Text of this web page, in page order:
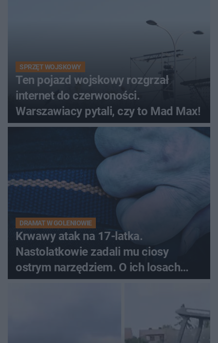
SPRZĘT WOJSKOWY
Ten pojazd wojskowy rozgrzał
internet do czerwoności.
Warszawiacy pytali, czy to Mad Max!
DRAMAT W GOLENIOWIE
Krwawy atak na 17-latka.
Nastolatkowie zadali mu ciosy
ostrym narzędziem. O ich losach
zdecyduje sąd rodzinny